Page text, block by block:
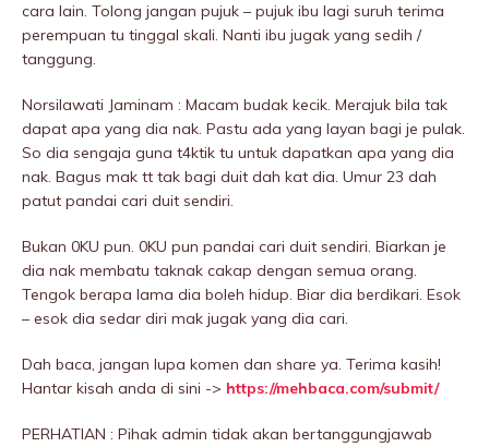
cara lain. Tolong jangan pujuk – pujuk ibu lagi suruh terima
perempuan tu tinggal skali. Nanti ibu jugak yang sedih /
tanggung.
Norsilawati Jaminam : Macam budak kecik. Merajuk bila tak
dapat apa yang dia nak. Pastu ada yang layan bagi je pulak.
So dia sengaja guna t4ktik tu untuk dapatkan apa yang dia
nak. Bagus mak tt tak bagi duit dah kat dia. Umur 23 dah
patut pandai cari duit sendiri.
Bukan 0KU pun. 0KU pun pandai cari duit sendiri. Biarkan je
dia nak membatu taknak cakap dengan semua orang.
Tengok berapa lama dia boleh hidup. Biar dia berdikari. Esok
– esok dia sedar diri mak jugak yang dia cari.
Dah baca, jangan lupa komen dan share ya. Terima kasih!
Hantar kisah anda di sini -> https://mehbaca.com/submit/
PERHATIAN : Pihak admin tidak akan bertanggungjawab